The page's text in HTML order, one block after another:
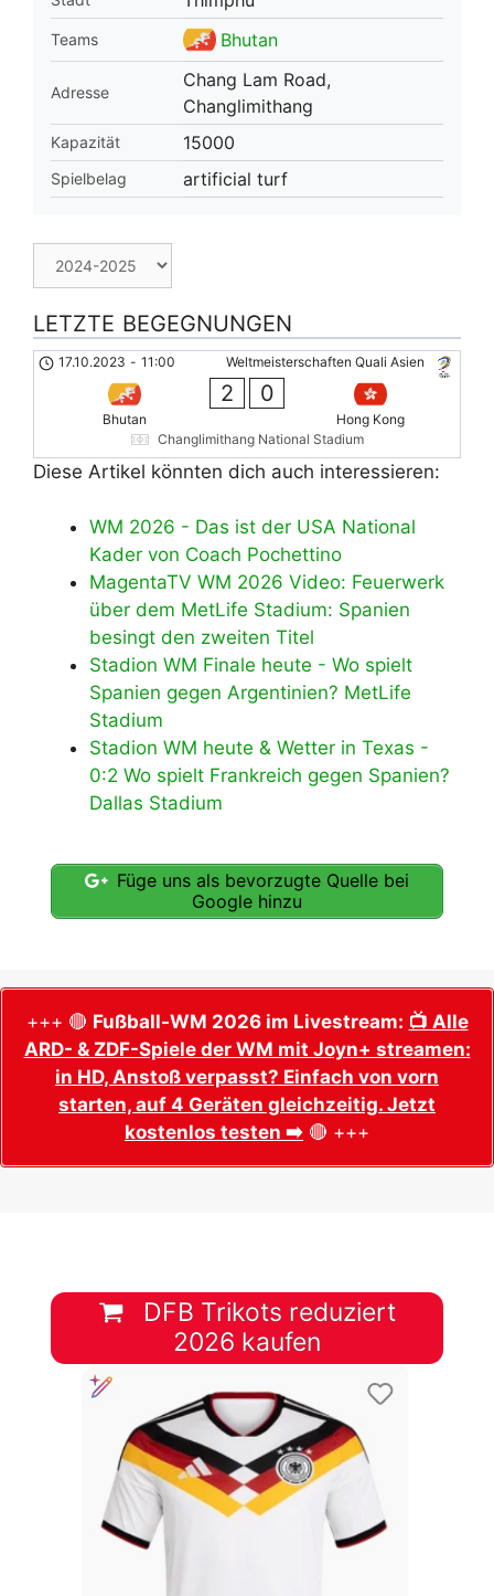
Teams Bhutan
Adresse
Chang Lam Road,
Changlimithang
Kapazität 15000
Spielbelag artificial turf
LETZTE BEGEGNUNGEN
Weltmeisterschaften Quali Asien
17.10.2023 - 11:00
Bhutan
2 0
Hong Kong
Changlimithang National Stadium
Diese Artikel könnten dich auch interessieren:
WM 2026 - Das ist der USA National
Kader von Coach Pochettino
MagentaTV WM 2026 Video: Feuerwerk
über dem MetLife Stadium: Spanien
besingt den zweiten Titel
Stadion WM Finale heute - Wo spielt
Spanien gegen Argentinien? MetLife
Stadium
Stadion WM heute & Wetter in Texas -
0:2 Wo spielt Frankreich gegen Spanien?
Dallas Stadium
Füge uns als bevorzugte Quelle bei
Google hinzu
+++ 🔴 Fußball-WM 2026 im Livestream: 📺 Alle
ARD- & ZDF-Spiele der WM mit Joyn+ streamen:
in HD, Anstoß verpasst? Einfach von vorn
starten, auf 4 Geräten gleichzeitig. Jetzt
kostenlos testen ➡️ 🔴 +++
DFB Trikots reduziert
2026 kaufen